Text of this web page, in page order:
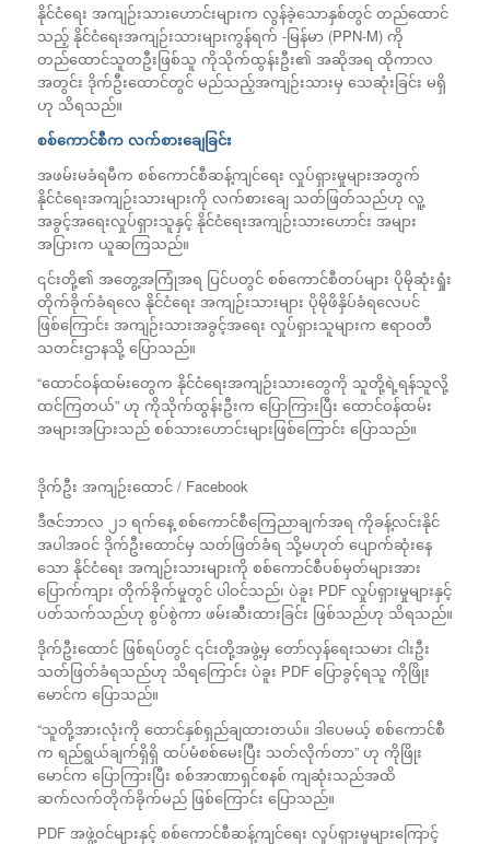
နိုင်ငံရေး အကျဉ်းသားဟောင်းများက လွန်ခဲ့သောနှစ်တွင် တည်ထောင်
သည့် နိုင်ငံရေးအကျဉ်းသားများကွန်ရက် -မြန်မာ (PPN-M) ကို
တည်ထောင်သူတဦးဖြစ်သူ ကိုသိုက်ထွန်းဦး၏ အဆိုအရ ထိုကာလ
အတွင်း ဒိုက်ဦးထောင်တွင် မည်သည့်အကျဉ်းသားမှ သေဆုံးခြင်း မရှိ
ဟု သိရသည်။
စစ်ကောင်စီက လက်စားချေခြင်း
အဖမ်းမခံရမီက စစ်ကောင်စီဆန့်ကျင်ရေး လှုပ်ရှားမှုများအတွက်
နိုင်ငံရေးအကျဉ်းသားများကို လက်စားချေ သတ်ဖြတ်သည်ဟု လူ့
အခွင့်အရေးလှုပ်ရှားသူနှင့် နိုင်ငံရေးအကျဉ်းသားဟောင်း အများ
အပြားက ယူဆကြသည်။
၎င်းတို့၏ အတွေ့အကြုံအရ ပြင်ပတွင် စစ်ကောင်စီတပ်များ ပိုမိုဆုံးရှုံး
တိုက်ခိုက်ခံရလေ နိုင်ငံရေး အကျဉ်းသားများ ပိုမိုဖိနှိပ်ခံရလေပင်
ဖြစ်ကြောင်း အကျဉ်းသားအခွင့်အရေး လှုပ်ရှားသူများက ဧရာဝတီ
သတင်းဌာနသို့ ပြောသည်။
“ထောင်ဝန်ထမ်းတွေက နိုင်ငံရေးအကျဉ်းသားတွေကို သူတို့ရဲ့ရန်သူလို့
ထင်ကြတယ်” ဟု ကိုသိုက်ထွန်းဦးက ပြောကြားပြီး ထောင်ဝန်ထမ်း
အများအပြားသည် စစ်သားဟောင်းများဖြစ်ကြောင်း ပြောသည်။
ဒိုက်ဦး အကျဉ်းထောင် / Facebook
ဒီဇင်ဘာလ ၂၁ ရက်နေ့ စစ်ကောင်စီကြေညာချက်အရ ကိုခန့်လင်းနိုင်
အပါအဝင် ဒိုက်ဦးထောင်မှ သတ်ဖြတ်ခံရ သို့မဟုတ် ပျောက်ဆုံးနေ
သော နိုင်ငံရေး အကျဉ်းသားများကို စစ်ကောင်စီပစ်မှတ်များအား
ပြောက်ကျား တိုက်ခိုက်မှုတွင် ပါဝင်သည်၊ ပဲခူး PDF လှုပ်ရှားမှုများနှင့်
ပတ်သက်သည်ဟု စွပ်စွဲကာ ဖမ်းဆီးထားခြင်း ဖြစ်သည်ဟု သိရသည်။
ဒိုက်ဦးထောင် ဖြစ်ရပ်တွင် ၎င်းတို့အဖွဲ့မှ တော်လှန်ရေးသမား ငါးဦး
သတ်ဖြတ်ခံရသည်ဟု သိရကြောင်း ပဲခူး PDF ပြောခွင့်ရသူ ကိုဖြိုး
မောင်က ပြောသည်။
“သူတို့အားလုံးကို ထောင်နှစ်ရှည်ချထားတယ်။ ဒါပေမယ့် စစ်ကောင်စီ
က ရည်ရွယ်ချက်ရှိရှိ ထပ်မံစစ်မေးပြီး သတ်လိုက်တာ” ဟု ကိုဖြိုး
မောင်က ပြောကြားပြီး စစ်အာဏာရှင်စနစ် ကျဆုံးသည်အထိ
ဆက်လက်တိုက်ခိုက်မည် ဖြစ်ကြောင်း ပြောသည်။
PDF အဖွဲ့ဝင်များနှင့် စစ်ကောင်စီဆန့်ကျင်ရေး လှုပ်ရှားမှုများကြောင့်